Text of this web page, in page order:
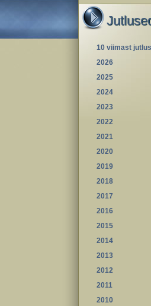
10 viimast
2026
2025
2024
2023
2022
2021
2020
2019
2018
2017
2016
2015
2014
2013
2012
2011
2010